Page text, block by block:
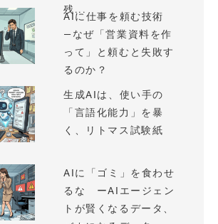
残...
AIに仕事を頼む技術
—なぜ「営業資料を作
って」と頼むと失敗す
るのか？
生成AIは、使い手の
「言語化能力」を暴
く、リトマス試験紙
AIに「ゴミ」を食わせ
るな ーAIエージェン
トが賢くなるデータ、